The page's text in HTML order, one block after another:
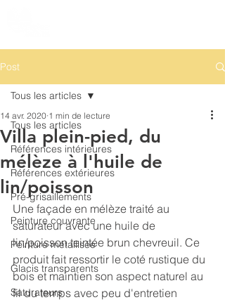
Post
Tous les articles
Références intérieures
Références extérieures
Pré-grisaillements
Peinture couvrante
Peinture métallisée
Glacis transparents
Saturateurs
Tous les articles
Villa plein-pied, du
mélèze à l'huile de
lin/poisson
14 avr. 2020 1 min de lecture
Une façade en mélèze traité au
saturateur avec une huile de
lin/poisson teintée brun chevreuil. Ce
produit fait ressortir le coté rustique du
bois et maintien son aspect naturel au
fil du temps avec peu d'entretien